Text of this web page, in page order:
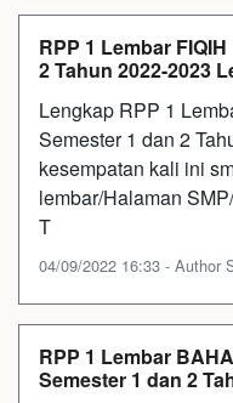
RPP 1 Lembar
2 Tahun 2022-2023
Lengkap RPP 1
Semester 1 dan 2
kesempatan kali ini
lembar/Halaman
T
04/09/2022 16:33 - Author
RPP 1 Lembar
Semester 1 dan 2